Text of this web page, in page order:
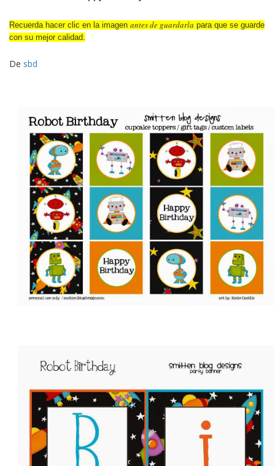
Recuerda hacer clic en la imagen antes de guardarla para que se guarde
con su mejor calidad.
De sbd